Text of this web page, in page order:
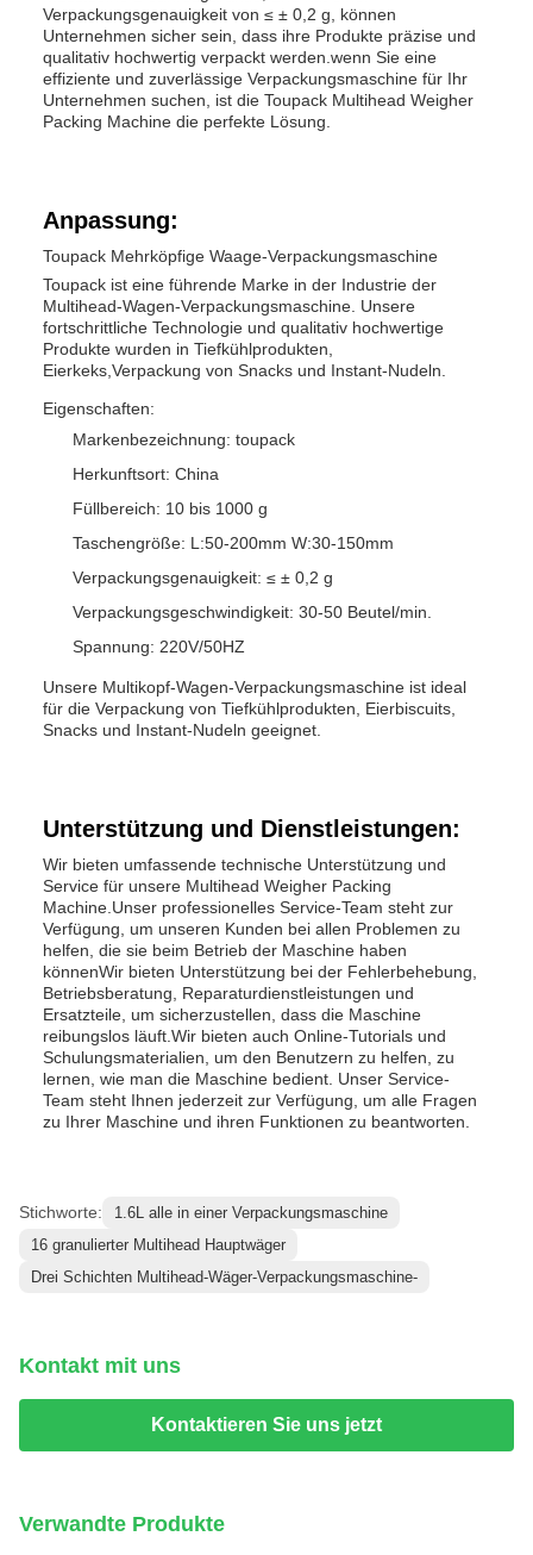
Verpackungsgenauigkeit von ≤ ± 0,2 g, können
Unternehmen sicher sein, dass ihre Produkte präzise und
qualitativ hochwertig verpackt werden.wenn Sie eine
effiziente und zuverlässige Verpackungsmaschine für Ihr
Unternehmen suchen, ist die Toupack Multihead Weigher
Packing Machine die perfekte Lösung.
Anpassung:
Toupack Mehrköpfige Waage-Verpackungsmaschine
Toupack ist eine führende Marke in der Industrie der
Multihead-Wagen-Verpackungsmaschine. Unsere
fortschrittliche Technologie und qualitativ hochwertige
Produkte wurden in Tiefkühlprodukten,
Eierkeks,Verpackung von Snacks und Instant-Nudeln.
Eigenschaften:
Markenbezeichnung: toupack
Herkunftsort: China
Füllbereich: 10 bis 1000 g
Taschengröße: L:50-200mm W:30-150mm
Verpackungsgenauigkeit: ≤ ± 0,2 g
Verpackungsgeschwindigkeit: 30-50 Beutel/min.
Spannung: 220V/50HZ
Unsere Multikopf-Wagen-Verpackungsmaschine ist ideal
für die Verpackung von Tiefkühlprodukten, Eierbiscuits,
Snacks und Instant-Nudeln geeignet.
Unterstützung und Dienstleistungen:
Wir bieten umfassende technische Unterstützung und
Service für unsere Multihead Weigher Packing
Machine.Unser professionelles Service-Team steht zur
Verfügung, um unseren Kunden bei allen Problemen zu
helfen, die sie beim Betrieb der Maschine haben
könnenWir bieten Unterstützung bei der Fehlerbehebung,
Betriebsberatung, Reparaturdienstleistungen und
Ersatzteile, um sicherzustellen, dass die Maschine
reibungslos läuft.Wir bieten auch Online-Tutorials und
Schulungsmaterialien, um den Benutzern zu helfen, zu
lernen, wie man die Maschine bedient. Unser Service-
Team steht Ihnen jederzeit zur Verfügung, um alle Fragen
zu Ihrer Maschine und ihren Funktionen zu beantworten.
Stichworte:
1.6L alle in einer Verpackungsmaschine
16 granulierter Multihead Hauptwäger
Drei Schichten Multihead-Wäger-Verpackungsmaschine-
Kontakt mit uns
Kontaktieren Sie uns jetzt
Verwandte Produkte